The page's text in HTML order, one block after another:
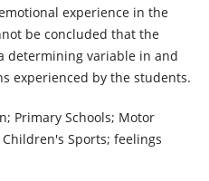
experience in the
be concluded that the
determining variable in and
experienced by the students.
Primary Schools; Motor
Sports; feelings